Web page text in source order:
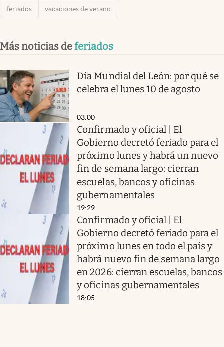
feriados vacaciones de verano
Más noticias deferiados
Día Mundial del León: por qué se
celebra el lunes 10 de agosto
03:00
Confirmado y oficial | El
Gobierno decretó feriado para el
próximo lunes y habrá un nuevo
fin de semana largo: cierran
escuelas, bancos y oficinas
gubernamentales
19:29
Confirmado y oficial | El
Gobierno decretó feriado para el
próximo lunes en todo el país y
habrá nuevo fin de semana largo
en 2026: cierran escuelas, bancos
y oficinas gubernamentales
18:05